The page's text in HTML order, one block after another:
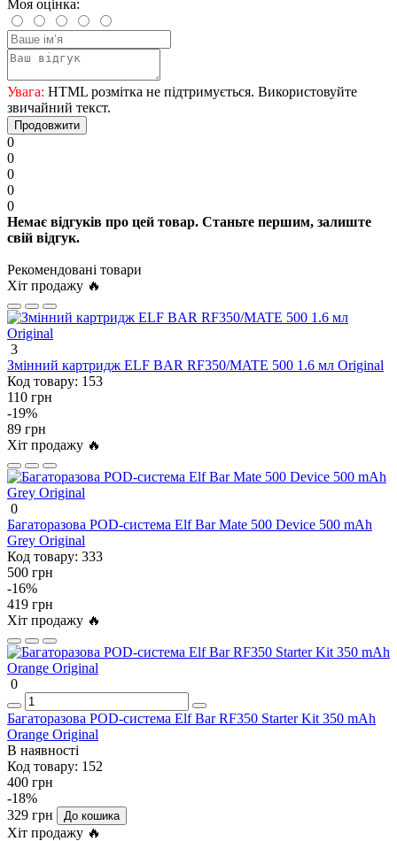
Моя оцінка:
Увага: HTML розмітка не підтримується. Використовуйте
звичайний текст.
Продовжити
0
0
0
0
0
Немає відгуків про цей товар. Станьте першим, залиште
свій відгук.
Рекомендовані товари
Хіт продажу 🔥
3
Змінний картридж ELF BAR RF350/MATE 500 1.6 мл Original
Код товару: 153
110 грн
-19%
89 грн
Хіт продажу 🔥
0
Багаторазова POD-система Elf Bar Mate 500 Device 500 mAh
Grey Original
Код товару: 333
500 грн
-16%
419 грн
Хіт продажу 🔥
0
Багаторазова POD-система Elf Bar RF350 Starter Kit 350 mAh
Orange Original
В наявності
Код товару: 152
400 грн
-18%
329 грн
До кошика
Хіт продажу 🔥